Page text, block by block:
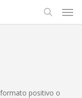
search
positivo o